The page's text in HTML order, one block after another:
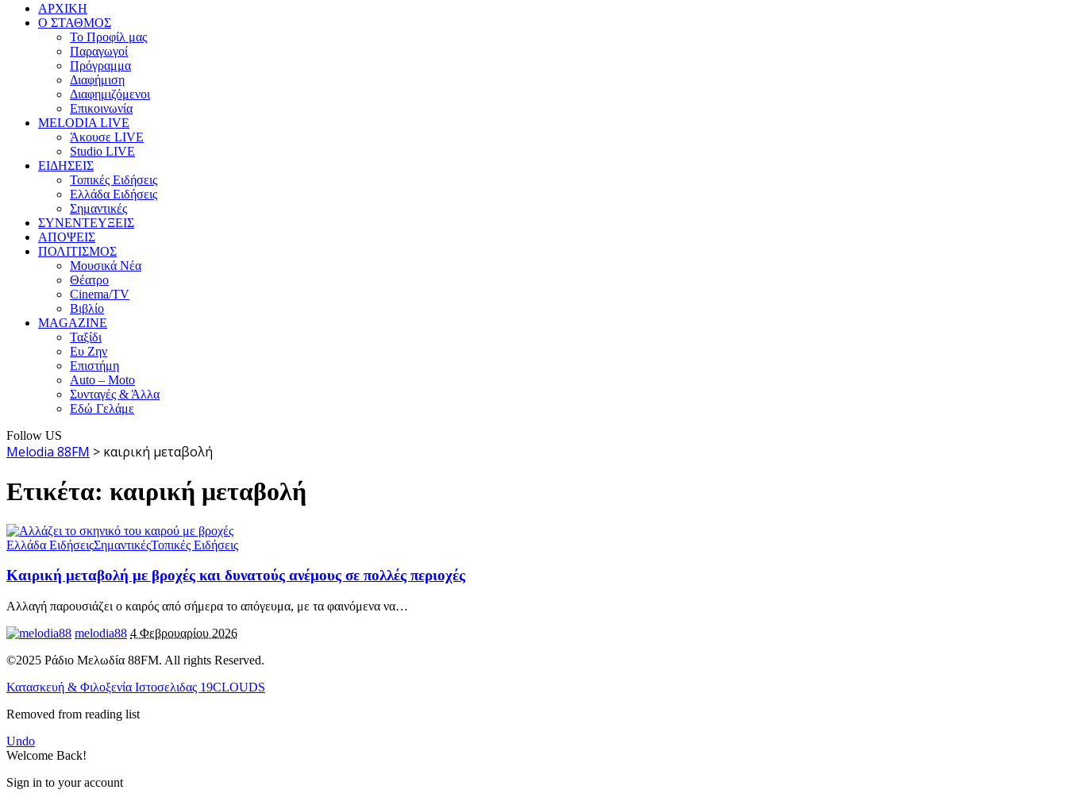
ΑΡΧΙΚΗ
Ο ΣΤΑΘΜΟΣ
Το Προφίλ μας
Παραγωγοί
Πρόγραμμα
Διαφήμιση
Διαφημιζόμενοι
Επικοινωνία
MELODIA LIVE
Άκουσε LIVE
Studio LIVE
ΕΙΔΗΣΕΙΣ
Τοπικές Ειδήσεις
Ελλάδα Ειδήσεις
Σημαντικές
ΣΥΝΕΝΤΕΥΞΕΙΣ
ΑΠΟΨΕΙΣ
ΠΟΛΙΤΙΣΜΟΣ
Μουσικά Νέα
Θέατρο
Cinema/TV
Βιβλίο
MAGAZINE
Ταξίδι
Ευ Ζην
Επιστήμη
Auto – Moto
Συνταγές & Άλλα
Εδώ Γελάμε
Follow US
Melodia 88FM > καιρική μεταβολή
Ετικέτα: καιρική μεταβολή
Ελλάδα ΕιδήσειςΣημαντικέςΤοπικές Ειδήσεις
Καιρική μεταβολή με βροχές και δυνατούς ανέμους σε πολλές περιοχές
Αλλαγή παρουσιάζει ο καιρός από σήμερα το απόγευμα, με τα φαινόμενα να…
melodia88 4 Φεβρουαρίου 2026
©2025 Ράδιο Μελωδία 88FM. All rights Reserved.
Κατασκευή & Φιλοξενία Ιστοσελιδας 19CLOUDS
Removed from reading list
Undo
Welcome Back!
Sign in to your account